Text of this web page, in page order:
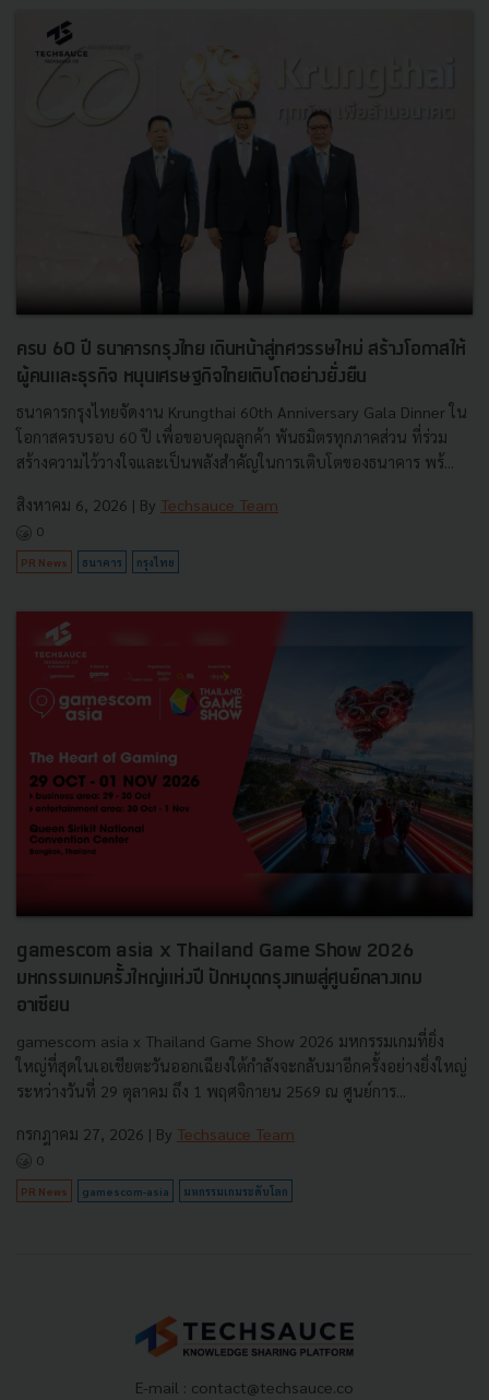
ครบ 60 ปี ธนาคารกรุงไทย เดินหน้าสู่ทศวรรษใหม่ สร้างโอกาสให้
ผู้คนและธุรกิจ หนุนเศรษฐกิจไทยเติบโตอย่างยั่งยืน
ธนาคารกรุงไทยจัดงาน Krungthai 60th Anniversary Gala Dinner ใน
โอกาสครบรอบ 60 ปี เพื่อขอบคุณลูกค้า พันธมิตรทุกภาคส่วน ที่ร่วม
สร้างความไว้วางใจและเป็นพลังสำคัญในการเติบโตของธนาคาร พร้...
สิงหาคม 6, 2026 | By Techsauce Team
0
PR News ธนาคาร กรุงไทย
gamescom asia x Thailand Game Show 2026
มหกรรมเกมครั้งใหญ่แห่งปี ปักหมุดกรุงเทพสู่ศูนย์กลางเกม
อาเซียน
gamescom asia x Thailand Game Show 2026 มหกรรมเกมที่ยิ่ง
ใหญ่ที่สุดในเอเชียตะวันออกเฉียงใต้กำลังจะกลับมาอีกครั้งอย่างยิ่งใหญ่
ระหว่างวันที่ 29 ตุลาคม ถึง 1 พฤศจิกายน 2569 ณ ศูนย์การ...
กรกฎาคม 27, 2026 | By Techsauce Team
0
PR News gamescom-asia มหกรรมเกมระดับโลก
E-mail : contact@techsauce.co